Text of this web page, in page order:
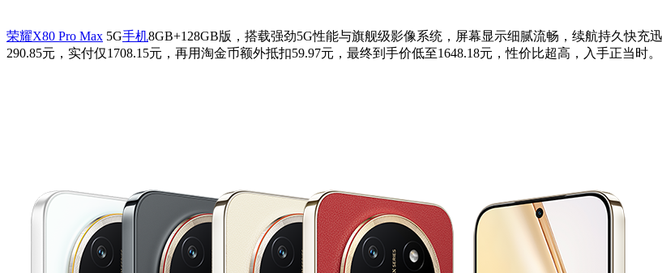
荣耀X80 Pro Max 5G手机8GB+128GB版，搭载强劲5G性能与旗舰级影像系统，屏幕显示细腻流畅，续航持久快
290.85元，实付仅1708.15元，再用淘金币额外抵扣59.97元，最终到手价低至1648.18元，性价比超高，入手正当时。